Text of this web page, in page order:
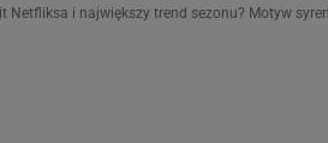
Netfliksa i największy trend sezonu? Motyw